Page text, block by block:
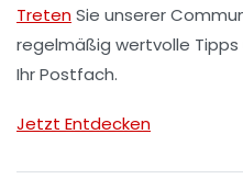
TretenSie unserer
regelmäßig wertvolle
Ihr Postfach.
Jetzt Entdecken